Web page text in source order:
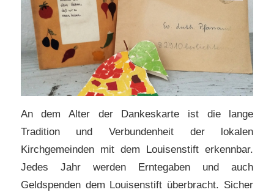
An dem Alter der Dankeskarte ist die lange
Tradition und Verbundenheit der lokalen
Kirchgemeinden mit dem Louisenstift erkennbar.
Jedes Jahr werden Erntegaben und auch
Geldspenden dem Louisenstift überbracht. Sicher